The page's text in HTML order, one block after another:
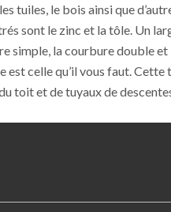
tuiles, le bois ainsi que
sont le zinc et la tôle. Un
simple, la courbure double
est celle qu’il vous faut.
toit et de tuyaux de